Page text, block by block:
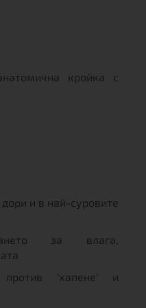
кройка с
и в най-суровите
за влага,
против 'хапене' и